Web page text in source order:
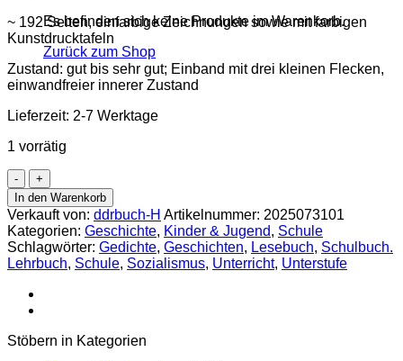
Es befinden sich keine Produkte im Warenkorb.
Zurück zum Shop
~ 192 Seiten, einfarbige Zeichnungen sowie mit farbigen
Kunstdrucktafeln
Zustand: gut bis sehr gut; Einband mit drei kleinen Flecken,
einwandfreier innerer Zustand
Lieferzeit: 2-7 Werktage
1 vorrätig
Reich
und
stark
ist
unsere
Republik
-
Lesebuch
für
vierte
In den Warenkorb
Verkauft von: ddrbuch-H Artikelnummer: 2025073101
Kategorien: Geschichte, Kinder & Jugend, Schule
Schlagwörter: Gedichte, Geschichten, Lesebuch, Schulbuch.
Lehrbuch, Schule, Sozialismus, Unterricht, Unterstufe
Stöbern in Kategorien